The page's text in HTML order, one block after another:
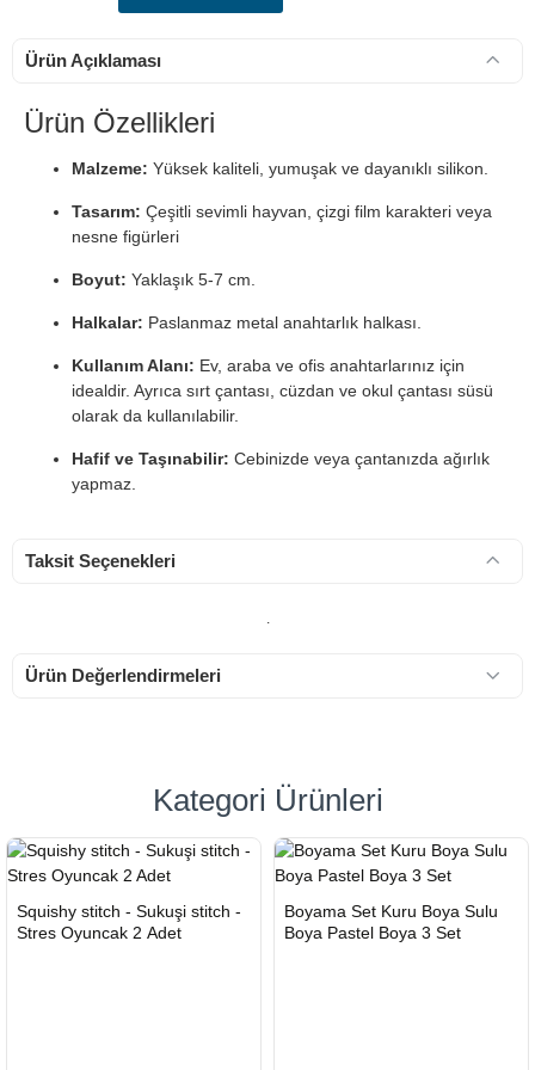
Ürün Açıklaması
Ürün Özellikleri
Malzeme: Yüksek kaliteli, yumuşak ve dayanıklı silikon.
Tasarım: Çeşitli sevimli hayvan, çizgi film karakteri veya
nesne figürleri
Boyut: Yaklaşık 5-7 cm.
Halkalar: Paslanmaz metal anahtarlık halkası.
Kullanım Alanı: Ev, araba ve ofis anahtarlarınız için
idealdir. Ayrıca sırt çantası, cüzdan ve okul çantası süsü
olarak da kullanılabilir.
Hafif ve Taşınabilir: Cebinizde veya çantanızda ağırlık
yapmaz.
Taksit Seçenekleri
.
Ürün Değerlendirmeleri
Kategori Ürünleri
TESLİMAT
Squishy stitch - Sukuşi stitch -
Stres Oyuncak 2 Adet
TESLİMAT
Boyama Set Kuru Boya Sulu
Boya Pastel Boya 3 Set